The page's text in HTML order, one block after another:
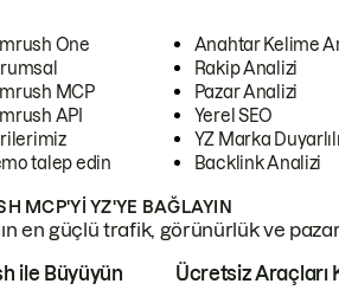
One
MCP
API
talep edin
Anahtar Kelime
Rakip Analizi
Pazar Analizi
Yerel SEO
YZ Marka
Backlink Analizi
MCP'YI YZ'YE BAĞLAYIN
en güçlü trafik, görünürlük ve
ile Büyüyün Ücretsiz Araçları